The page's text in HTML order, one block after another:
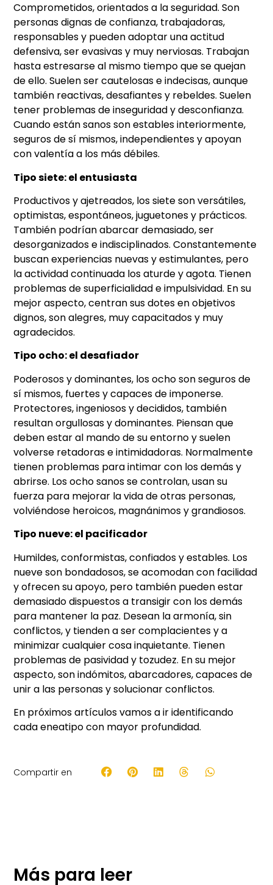
Comprometidos, orientados a la seguridad. Son
personas dignas de confianza, trabajadoras,
responsables y pueden adoptar una actitud
defensiva, ser evasivas y muy nerviosas. Trabajan
hasta estresarse al mismo tiempo que se quejan
de ello. Suelen ser cautelosas e indecisas, aunque
también reactivas, desafiantes y rebeldes. Suelen
tener problemas de inseguridad y desconfianza.
Cuando están sanos son estables interiormente,
seguros de sí mismos, independientes y apoyan
con valentía a los más débiles.
Tipo siete: el entusiasta
Productivos y ajetreados, los siete son versátiles,
optimistas, espontáneos, juguetones y prácticos.
También podrían abarcar demasiado, ser
desorganizados e indisciplinados. Constantemente
buscan experiencias nuevas y estimulantes, pero
la actividad continuada los aturde y agota. Tienen
problemas de superficialidad e impulsividad. En su
mejor aspecto, centran sus dotes en objetivos
dignos, son alegres, muy capacitados y muy
agradecidos.
Tipo ocho: el desafiador
Poderosos y dominantes, los ocho son seguros de
sí mismos, fuertes y capaces de imponerse.
Protectores, ingeniosos y decididos, también
resultan orgullosas y dominantes. Piensan que
deben estar al mando de su entorno y suelen
volverse retadoras e intimidadoras. Normalmente
tienen problemas para intimar con los demás y
abrirse. Los ocho sanos se controlan, usan su
fuerza para mejorar la vida de otras personas,
volviéndose heroicos, magnánimos y grandiosos.
Tipo nueve: el pacificador
Humildes, conformistas, confiados y estables. Los
nueve son bondadosos, se acomodan con facilidad
y ofrecen su apoyo, pero también pueden estar
demasiado dispuestos a transigir con los demás
para mantener la paz. Desean la armonía, sin
conflictos, y tienden a ser complacientes y a
minimizar cualquier cosa inquietante. Tienen
problemas de pasividad y tozudez. En su mejor
aspecto, son indómitos, abarcadores, capaces de
unir a las personas y solucionar conflictos.
En próximos artículos vamos a ir identificando
cada eneatipo con mayor profundidad.
Compartir en
Más para leer